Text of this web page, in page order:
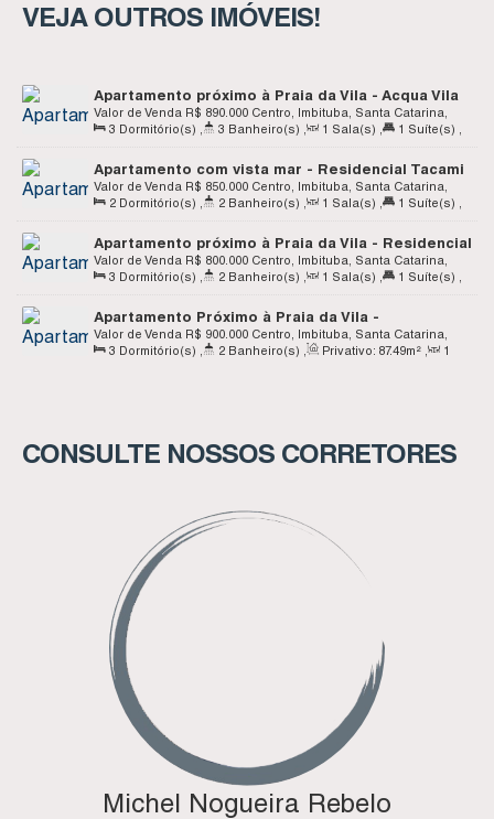
VEJA OUTROS IMÓVEIS!
Apartamento próximo à Praia da Vila - Acqua Vila
Home Club - Apto 311 - Centro - Imbituba SC
R$ 890.000
Valor de Venda
Centro, Imbituba, Santa Catarina,
Brasil
3 Dormitório(s) 3 Banheiro(s) 1 Sala(s) 1 Suíte(s)
Apartamento com vista mar - Residencial Tacami
- Centro - Imbituba SC
R$ 850.000
Valor de Venda
Centro, Imbituba, Santa Catarina,
Brasil
2 Dormitório(s) 2 Banheiro(s) 1 Sala(s) 1 Suíte(s)
Apartamento próximo à Praia da Vila - Residencial
Chalé 11 - Centro - Imbituba SC
R$ 800.000
Valor de Venda
Centro, Imbituba, Santa Catarina,
Brasil
3 Dormitório(s) 2 Banheiro(s) 1 Sala(s) 1 Suíte(s)
Apartamento Próximo à Praia da Vila -
Residencial Renê Antônio Pires - Centro -
Imbituba Sc
R$ 900.000
Valor de Venda
Centro, Imbituba, Santa Catarina,
Brasil
3 Dormitório(s) 2 Banheiro(s) Privativo: 87.49m²
1
CONSULTE NOSSOS CORRETORES
Michel Nogueira Rebelo